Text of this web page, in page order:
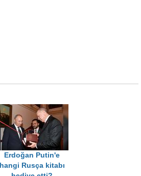
Erdoğan Putin'e
hangi Rusça kitabı